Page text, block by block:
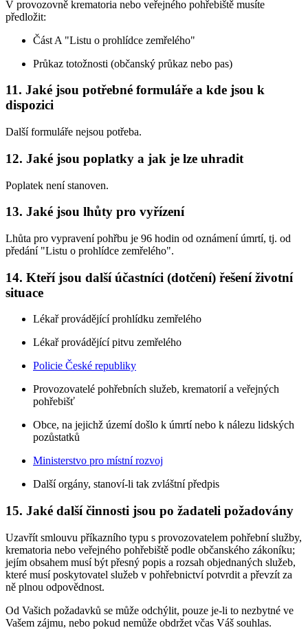
V provozovně krematoria nebo veřejného pohřebiště musíte
předložit:
Část A "Listu o prohlídce zemřelého"
Průkaz totožnosti (občanský průkaz nebo pas)
11. Jaké jsou potřebné formuláře a kde jsou k
dispozici
Další formuláře nejsou potřeba.
12. Jaké jsou poplatky a jak je lze uhradit
Poplatek není stanoven.
13. Jaké jsou lhůty pro vyřízení
Lhůta pro vypravení pohřbu je 96 hodin od oznámení úmrtí, tj. od
předání "Listu o prohlídce zemřelého".
14. Kteří jsou další účastníci (dotčení) řešení životní
situace
Lékař provádějící prohlídku zemřelého
Lékař provádějící pitvu zemřelého
Policie České republiky
Provozovatelé pohřebních služeb, krematorií a veřejných
pohřebišť
Obce, na jejichž území došlo k úmrtí nebo k nálezu lidských
pozůstatků
Ministerstvo pro místní rozvoj
Další orgány, stanoví-li tak zvláštní předpis
15. Jaké další činnosti jsou po žadateli požadovány
Uzavřít smlouvu příkazního typu s provozovatelem pohřební služby,
krematoria nebo veřejného pohřebiště podle občanského zákoníku;
jejím obsahem musí být přesný popis a rozsah objednaných služeb,
které musí poskytovatel služeb v pohřebnictví potvrdit a převzít za
ně plnou odpovědnost.
Od Vašich požadavků se může odchýlit, pouze je-li to nezbytné ve
Vašem zájmu, nebo pokud nemůže obdržet včas Váš souhlas.